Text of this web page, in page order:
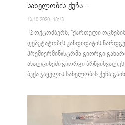
სახელობის ქუჩა...
13.10.2020. 18:13
12 ოქტომბერს, "ქართული
დეპუტატობის კანდიდატის
პრემიერმინისტრმა გიორგი
ახალციხეში გიორგი
ბექა ჯაყელის სახელობის ქუჩა